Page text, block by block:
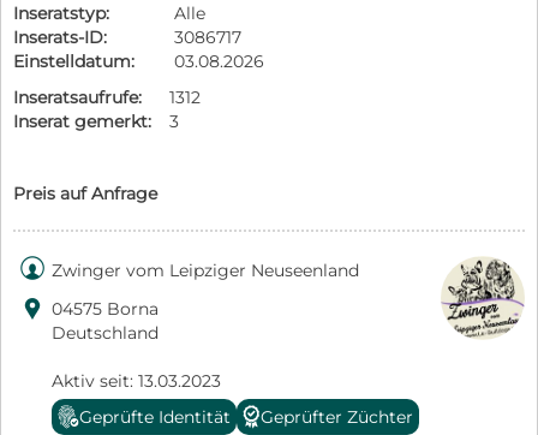
Inseratstyp:
Alle
Inserats-ID:
3086717
Einstelldatum:
03.08.2026
Inseratsaufrufe:
1312
Inserat gemerkt:
3
Preis auf Anfrage
 Zwinger vom Leipziger Neuseenland
 04575 Borna
Deutschland
Aktiv seit: 13.03.2023
Geprüfte Identität
Geprüfter Züchter